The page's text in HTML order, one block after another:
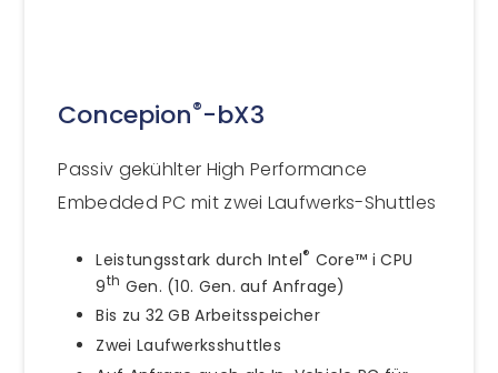
Concepion®-bX3
Passiv gekühlter High Performance
Embedded PC mit zwei Laufwerks-Shuttles
Leistungsstark durch Intel® Core™ i CPU
9th Gen. (10. Gen. auf Anfrage)
Bis zu 32 GB Arbeitsspeicher
Zwei Laufwerksshuttles